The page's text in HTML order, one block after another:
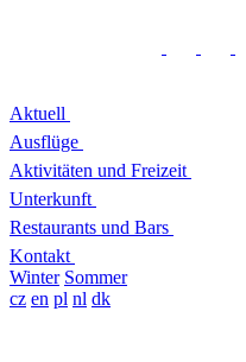
Aktuell
Ausflüge
Aktivitäten und Freizeit
Unterkunft
Restaurants und Bars
Kontakt
Winter Sommer
cz en pl nl dk